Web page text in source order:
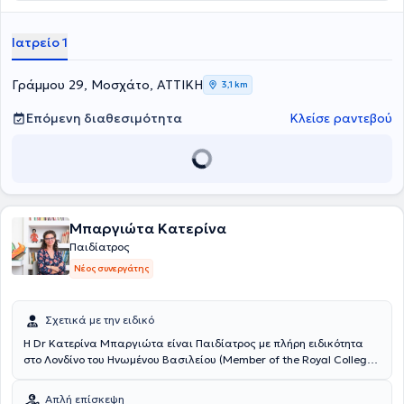
για δημόσιες υπηρεσίες.
Ιατρείο 1
Γράμμου 29, Μοσχάτο, ΑΤΤΙΚΗ 3,1 km
Επόμενη διαθεσιμότητα Κλείσε ραντεβού
Μπαργιώτα Κατερίνα
Παιδίατρος
Νέος συνεργάτης
Σχετικά με την ειδικό
Η Dr Κατερίνα Μπαργιώτα είναι Παιδίατρος με πλήρη ειδικότητα
στο Λονδίνο του Ηνωμένου Βασιλείου (Member of the Royal College
Training). Απέκτησε την κλινική της εμπειρία δουλεύοντας σε
Απλή επίσκεψη